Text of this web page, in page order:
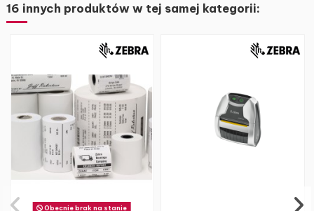
16 innych produktów w tej samej kategorii:
Obecnie brak na stanie